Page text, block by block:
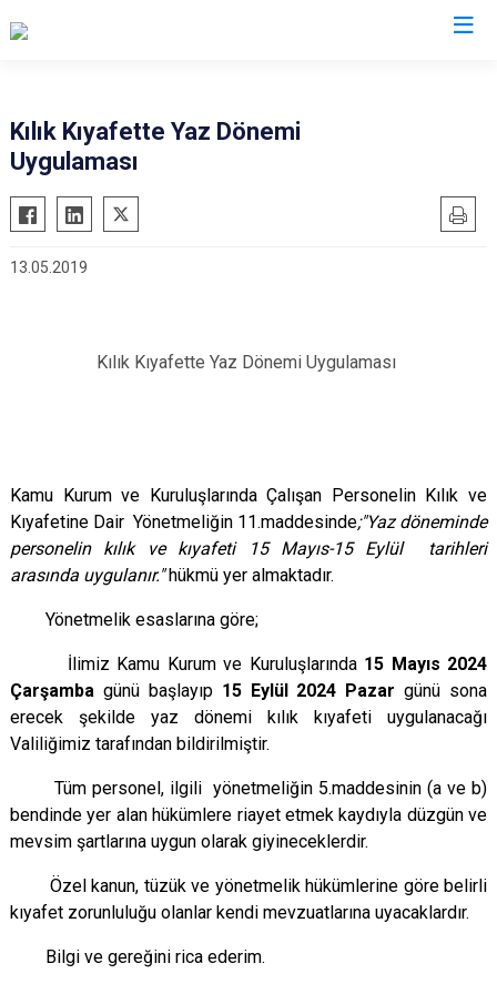
Bahşili
Balışeyh
Delice
Kılık Kıyafette Yaz Dönemi
Uygulaması
13.05.2019
Kılık Kıyafette Yaz Dönemi Uygulaması
Kamu Kurum ve Kuruluşlarında Çalışan Personelin Kılık ve
Kıyafetine Dair Yönetmeliğin 11.maddesinde;"Yaz döneminde
personelin kılık ve kıyafeti 15 Mayıs-15 Eylül
tarihleri
arasında uygulanır."hükmü yer almaktadır.
Yönetmelik esaslarına göre;
İlimiz Kamu Kurum ve Kuruluşlarında 15 Mayıs 2024
Çarşamba günü başlayıp 15 Eylül 2024 Pazargünü sona
erecek şekilde yaz dönemi kılık kıyafeti uygulanacağı
Valiliğimiz tarafından bildirilmiştir.
Tüm personel, ilgili yönetmeliğin 5.maddesinin (a ve b)
bendinde yer alan hükümlere riayet etmek kaydıyla düzgün ve
mevsim şartlarına uygun olarak giyineceklerdir.
Özel kanun, tüzük ve yönetmelik hükümlerine göre belirli
kıyafet zorunluluğu olanlar kendi mevzuatlarına uyacaklardır.
Bilgi ve gereğini rica ederim.